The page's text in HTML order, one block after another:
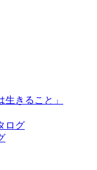
きること」
ログ